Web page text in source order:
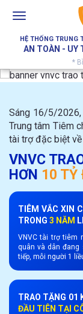
Toggle
HỆ THỐNG TRUNG
AN TOÀN - UY
*
Sáng 16/5/
Trung tâm Tiêm
tài trợ đặc biệt
VNVC
HƠN 10 TỶ
TIÊM VẮC XIN
TRONG 3 NĂM
VNVC tài trợ tiêm
quân và dân
tiếp, mỗi người 1
TRAO TẶNG 01
ĐẦU TIÊN TẠI